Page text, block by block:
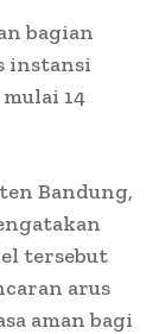
bagian
instansi
14
Bandung,
tersebut
arus
aman bagi